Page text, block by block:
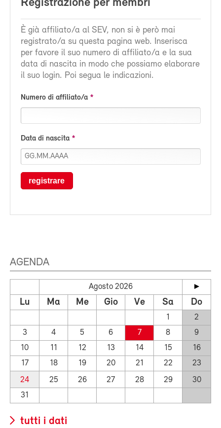
Registrazione per membri
È già affiliato/a al SEV, non si è però mai
registrato/a su questa pagina web. Inserisca
per favore il suo numero di affiliato/a e la sua
data di nascita in modo che possiamo elaborare
il suo login. Poi segua le indicazioni.
Numero di affiliato/a
Data di nascita
registrare
AGENDA
Agosto 2026
Lu Ma Me Gio Ve Sa Do
1
2
3
4 5 6 7 8
9
10
11 12 13 14 15
16
17
18 19 20 21 22
23
24
25 26 27 28 29
30
31
tutti i dati